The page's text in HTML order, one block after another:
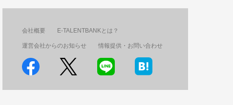
会社概要 E-TALENTBANKとは？
運営会社からのお知らせ 情報提供・お問い合わせ